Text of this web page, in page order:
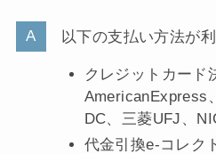
以下の支払い方法が
クレジットカード
AmericanExpress
DC、三菱UFJ、
代金引換e-コレク